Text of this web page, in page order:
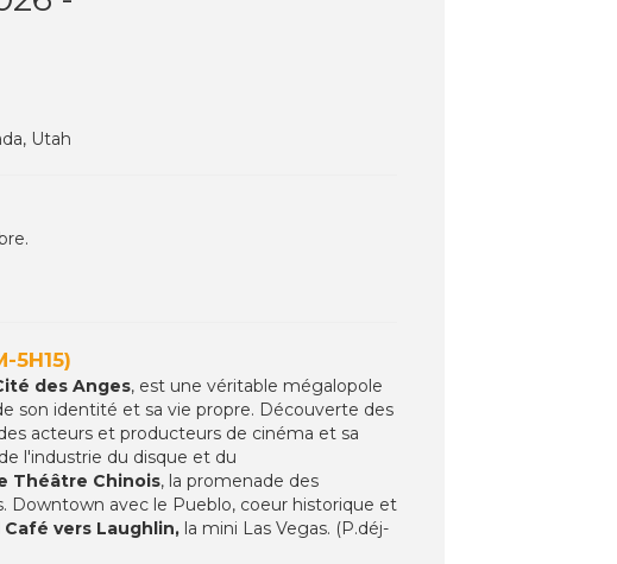
Utah
5H15)
des Anges, est une véritable mégalopole
son identité et sa vie propre. Découverte des
acteurs et producteurs de cinéma et sa
l'industrie du disque et du
Théâtre Chinois, la promenade des
Downtown avec le Pueblo, coeur historique et
Café vers Laughlin, la mini Las Vegas. (P.déj-